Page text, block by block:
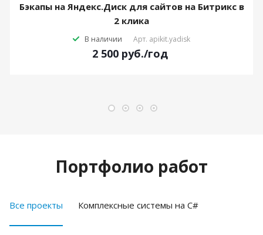
Бэкапы на Яндекс.Диск для сайтов на Битрикс в
2 клика
В наличии Арт. apikit.yadisk
2 500 руб./год
Портфолио работ
Все проекты Комплексные системы на C#